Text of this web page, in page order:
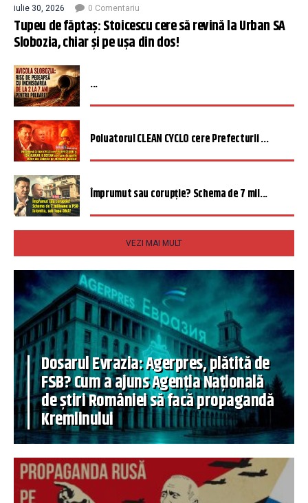
iulie 30, 2026 0 Comentariu
Tupeu de făptaș: Stoicescu cere să revină la Urban SA
Slobozia, chiar și pe ușa din dos!
...
Poluatorul CLEAN CYCLO cere Prefecturii ...
Împrumut sau corupție? Schema de 7 mil...
VEZI MAI MULT
Dosarul Evrazia: Agerpres, plătită de
FSB? Cum a ajuns Agenția Națională
de știri României să facă propagandă
Kremlinului